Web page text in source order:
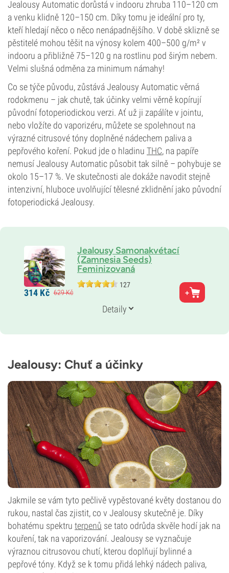
Jealousy Automatic dorůstá v indooru zhruba 110–120 cm
a venku klidně 120–150 cm. Díky tomu je ideální pro ty,
kteří hledají něco o něco nenápadnějšího. V době sklizně se
pěstitelé mohou těšit na výnosy kolem 400–500 g/m² v
indooru a přibližně 75–120 g na rostlinu pod širým nebem.
Velmi slušná odměna za minimum námahy!
Co se týče původu, zůstává Jealousy Automatic věrná
rodokmenu – jak chutě, tak účinky velmi věrně kopírují
původní fotoperiodickou verzi. Ať už ji zapálíte v jointu,
nebo vložíte do vaporizéru, můžete se spolehnout na
výrazné citrusové tóny doplněné nádechem paliva a
pepřového koření. Pokud jde o hladinu THC, na papíře
nemusí Jealousy Automatic působit tak silně – pohybuje se
okolo 15–17 %. Ve skutečnosti ale dokáže navodit stejně
intenzivní, hluboce uvolňující tělesné zklidnění jako původní
fotoperiodická Jealousy.
Jealousy Samonakvétací
(Zamnesia Seeds)
Feminizovaná
127
Rodiče
Gelato × Sunset Sherbet × Ruderalis
9–10 týdnů od semínka po sklizeň
CBD
Typ kvetení
Samonakvétací
314 Kč 629Kč
Detaily
Jealousy: Chuť a účinky
Jakmile se vám tyto pečlivě vypěstované květy dostanou do
rukou, nastal čas zjistit, co v Jealousy skutečně je. Díky
bohatému spektru terpenů se tato odrůda skvěle hodí jak na
kouření, tak na vaporizování. Jealousy se vyznačuje
výraznou citrusovou chutí, kterou doplňují bylinné a
pepřové tóny. Když se k tomu přidá lehký nádech paliva,